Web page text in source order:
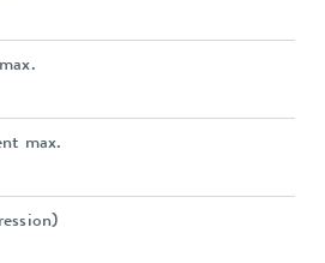
max.